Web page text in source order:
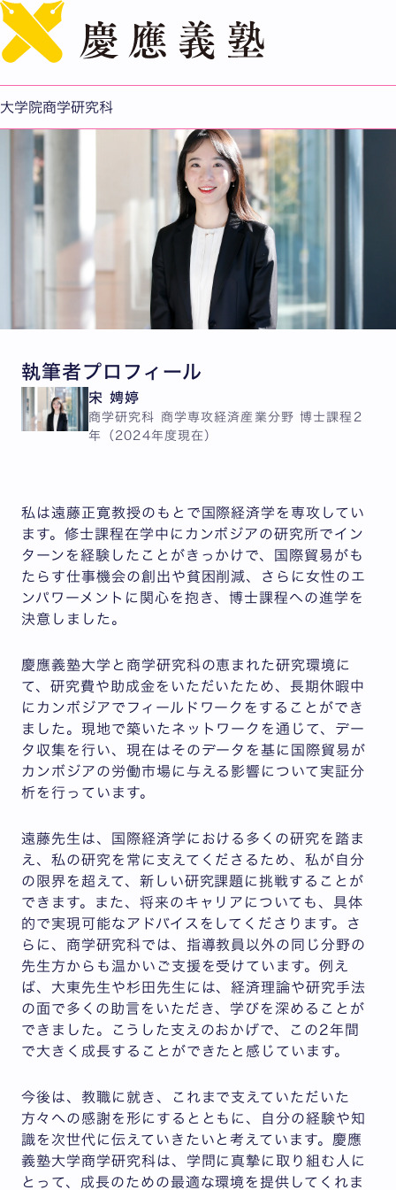
大学院商学研究科
国際経済学の研究を通じて広がる視野
執筆者プロフィール
宋 娉婷
商学研究科 商学専攻経済産業分野 博士課程2
年（2024年度現在）
私は遠藤正寛教授のもとで国際経済学を専攻してい
ます。修士課程在学中にカンボジアの研究所でイン
ターンを経験したことがきっかけで、国際貿易がも
たらす仕事機会の創出や貧困削減、さらに女性のエ
ンパワーメントに関心を抱き、博士課程への進学を
決意しました。
慶應義塾大学と商学研究科の恵まれた研究環境に
て、研究費や助成金をいただいたため、長期休暇中
にカンボジアでフィールドワークをすることができ
ました。現地で築いたネットワークを通じて、デー
タ収集を行い、現在はそのデータを基に国際貿易が
カンボジアの労働市場に与える影響について実証分
析を行っています。
遠藤先生は、国際経済学における多くの研究を踏ま
え、私の研究を常に支えてくださるため、私が自分
の限界を超えて、新しい研究課題に挑戦することが
できます。また、将来のキャリアについても、具体
的で実現可能なアドバイスをしてくださります。さ
らに、商学研究科では、指導教員以外の同じ分野の
先生方からも温かいご支援を受けています。例え
ば、大東先生や杉田先生には、経済理論や研究手法
の面で多くの助言をいただき、学びを深めることが
できました。こうした支えのおかげで、この2年間
で大きく成長することができたと感じています。
今後は、教職に就き、これまで支えていただいた
方々への感謝を形にするとともに、自分の経験や知
識を次世代に伝えていきたいと考えています。慶應
義塾大学商学研究科は、学問に真摯に取り組む人に
とって、成長のための最適な環境を提供してくれま